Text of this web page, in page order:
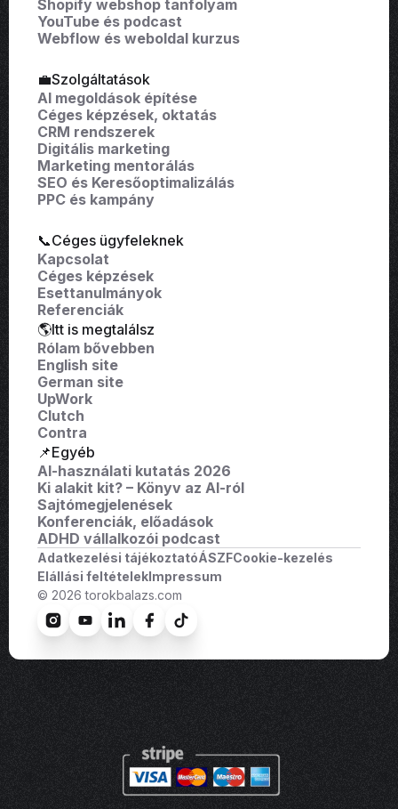
Shopify webshop tanfolyam
YouTube és podcast
Webflow és weboldal kurzus
💼Szolgáltatások
AI megoldások építése
Céges képzések, oktatás
CRM rendszerek
Digitális marketing
Marketing mentorálás
SEO és Keresőoptimalizálás
PPC és kampány
📞Céges ügyfeleknek
Kapcsolat
Céges képzések
Esettanulmányok
Referenciák
🌎Itt is megtalálsz
Rólam bővebben
English site
German site
UpWork
Clutch
Contra
📌Egyéb
AI-használati kutatás 2026
Ki alakit kit? – Könyv az AI-ról
Sajtómegjelenések
Konferenciák, előadások
ADHD vállalkozói podcast
Adatkezelési tájékoztatóÁSZFCookie-kezelés
Elállási feltételekImpressum
© 2026 torokbalazs.com